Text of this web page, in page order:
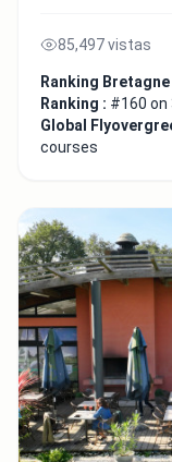
85,497 vistas
Ranking Bretagne
Ranking : #160 on
Global
courses